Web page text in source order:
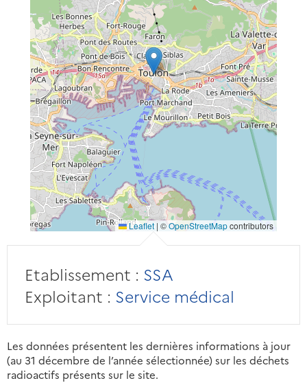
Leaflet | ©OpenStreetMapcontributors
Etablissement : SSA
Exploitant : Service médical
Les données présentent les dernières informations à jour
(au 31 décembre de l’année sélectionnée) sur les déchets
radioactifs présents sur le site.